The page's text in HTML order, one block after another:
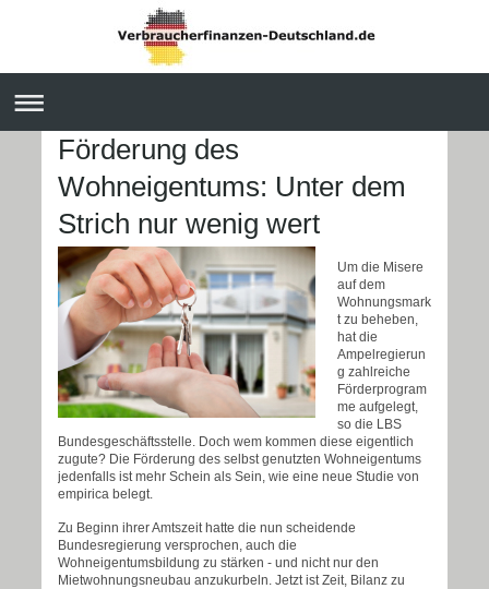
Förderung des
Wohneigentums: Unter dem
Strich nur wenig wert
Um die Misere
auf dem
Wohnungsmark
t zu beheben,
hat die
Ampelregierun
g zahlreiche
Förderprogram
me aufgelegt,
so die LBS
Bundesgeschäftsstelle. Doch wem kommen diese eigentlich
zugute? Die Förderung des selbst genutzten Wohneigentums
jedenfalls ist mehr Schein als Sein, wie eine neue Studie von
empirica belegt.
Zu Beginn ihrer Amtszeit hatte die nun scheidende
Bundesregierung versprochen, auch die
Wohneigentumsbildung zu stärken - und nicht nur den
Mietwohnungsneubau anzukurbeln. Jetzt ist Zeit, Bilanz zu